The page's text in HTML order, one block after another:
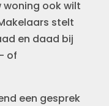
woning ook wilt
stelt
en daad bij
of
een gesprek